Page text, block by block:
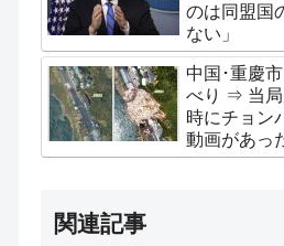
のは同盟国
ない」
中国･重慶
べり ⇒ 当
時にチョン
動画があっ
関連記事